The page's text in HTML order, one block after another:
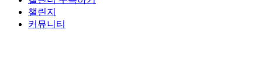
챌린지
커뮤니티